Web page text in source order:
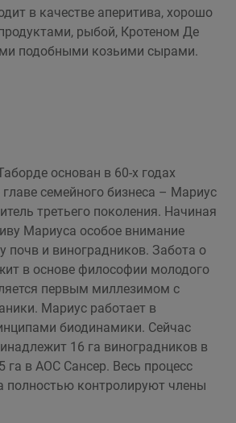
в качестве аперитива, хорошо
рыбой, Кротеном Де
подобными козьими сырами.
основан в 60-х годах
семейного бизнеса – Мариус
третьего поколения. Начиная
Мариуса особое внимание
почв и виноградников. Забота о
в основе философии молодого
первым миллезимом с
Мариус работает в
биодинамики. Сейчас
16 га виноградников в
в АОС Сансер. Весь процесс
полностью контролируют члены